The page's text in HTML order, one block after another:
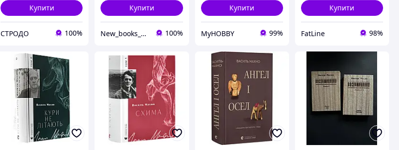
Купити
СТРОДО 100%
Купити
New_books_kiev Книжковий інтернет-склад 100%
Купити
MyHOBBY 99%
Купити
FatLine 98%